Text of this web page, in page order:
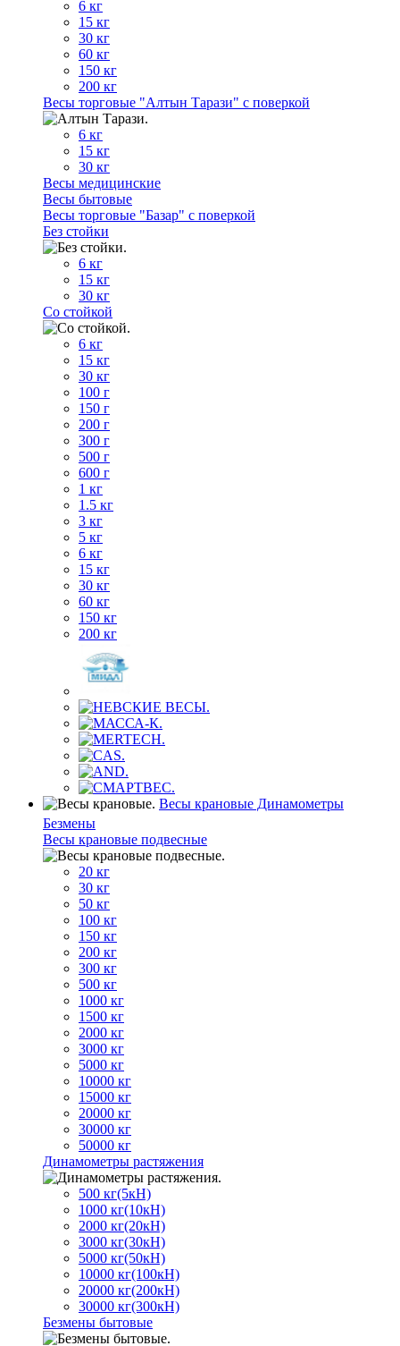
6 кг
15 кг
30 кг
60 кг
150 кг
200 кг
Весы торговые "Алтын Тарази" с поверкой
6 кг
15 кг
30 кг
Весы медицинские
Весы бытовые
Весы торговые "Базар" с поверкой
Без стойки
6 кг
15 кг
30 кг
Со стойкой
6 кг
15 кг
30 кг
100 г
150 г
200 г
300 г
500 г
600 г
1 кг
1.5 кг
3 кг
5 кг
6 кг
15 кг
30 кг
60 кг
150 кг
200 кг
Весы крановые Динамометры
Безмены
Весы крановые подвесные
20 кг
30 кг
50 кг
100 кг
150 кг
200 кг
300 кг
500 кг
1000 кг
1500 кг
2000 кг
3000 кг
5000 кг
10000 кг
15000 кг
20000 кг
30000 кг
50000 кг
Динамометры растяжения
500 кг(5кН)
1000 кг(10кН)
2000 кг(20кН)
3000 кг(30кН)
5000 кг(50кН)
10000 кг(100кН)
20000 кг(200кН)
30000 кг(300кН)
Безмены бытовые